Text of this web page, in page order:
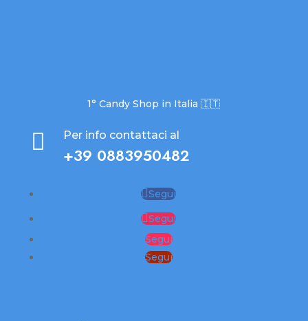
1° Candy Shop in Italia 🇮🇹
 Per info contattaci al
+39 0883950482
Segui
Segui
Segui
Segui